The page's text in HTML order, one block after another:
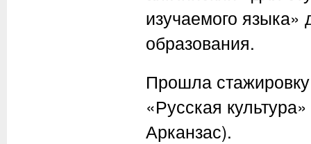
изучаемого языка»
образования.
Прошла
«Русская
Арканзас).